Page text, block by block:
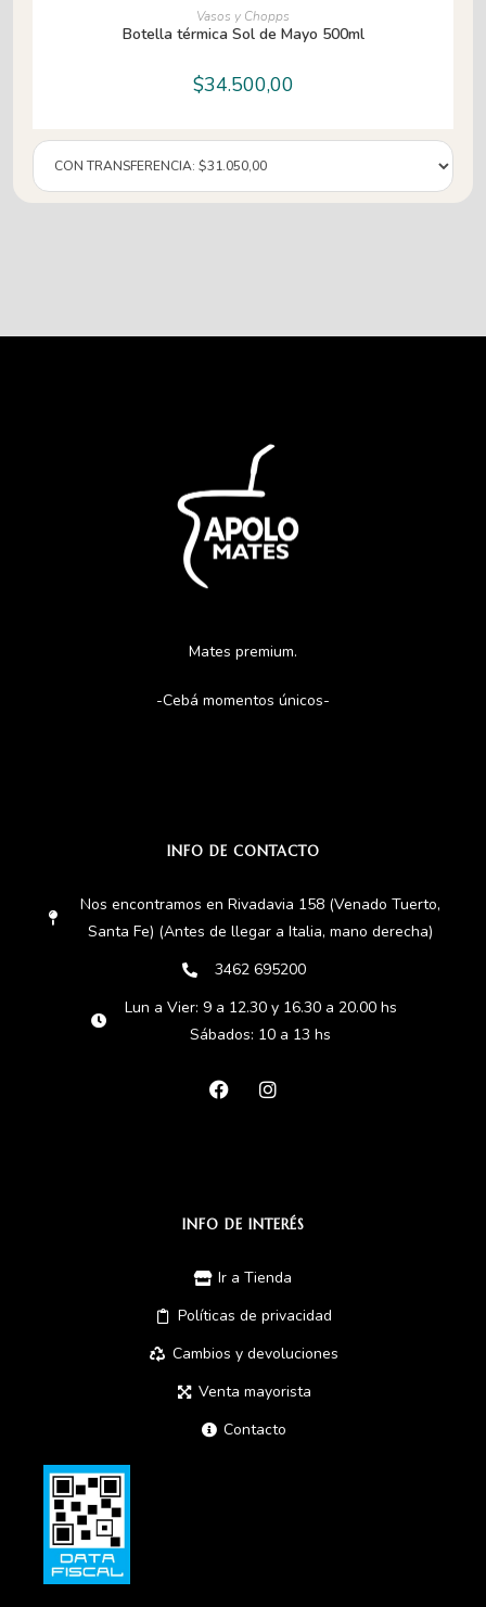
AÑADIR AL CARRITO
Vasos y Chopps
Botella térmica Sol de Mayo 500ml
$34.500,00
Mates premium.
-Cebá momentos únicos-
INFO DE CONTACTO
Nos encontramos en Rivadavia 158 (Venado Tuerto,
Santa Fe) (Antes de llegar a Italia, mano derecha)
3462 695200
Lun a Vier: 9 a 12.30 y 16.30 a 20.00 hs
Sábados: 10 a 13 hs
INFO DE INTERÉS
Ir a Tienda
Políticas de privacidad
Cambios y devoluciones
Venta mayorista
Contacto